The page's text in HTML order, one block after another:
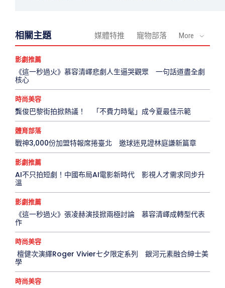
相關主題 媒體特推 寵物部落 More
影劇推薦
《這一秒過火》慕容清嶧悲劇人生逼哭觀眾 一句話道盡全劇
核心
時尚美容
龔俊巴黎街拍掀熱議！ 「不費力時髦」成今夏最佳示範
體育部落
戰神3,000份加盟特報席捲臺北 邀球迷見證林庭謙新篇章
影劇推薦
AI不只拍短劇！中國布局AI電影新時代 影視人才需求同步升
溫
影劇推薦
《這一秒過火》張凌赫演技掀兩極討論 慕容清嶧成轉型代表
作
時尚美容
檀健次演繹Roger Vivier七夕限定系列 銀河元素融合紳士美
學
時尚美容